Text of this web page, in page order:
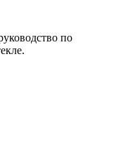
по